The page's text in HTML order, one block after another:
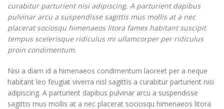
curabitur parturient nisi adipiscing. A parturient dapibus
pulvinar arcu a suspendisse sagittis mus mollis at a nec
placerat sociosqu himenaeos litora fames habitant suscipit
tempus scelerisque ridiculus mi ullamcorper per ridiculus
proin condimentum.
Nisi a diam id a himenaeos condimentum laoreet per a neque
habitant leo feugiat viverra nisl sagittis a curabitur parturient nisi
adipiscing. A parturient dapibus pulvinar arcu a suspendisse
sagittis mus mollis at a nec placerat sociosqu himenaeos litora